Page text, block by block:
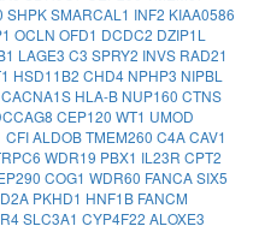
SHPKSMARCAL1 INF2 KIAA0586
OCLN OFD1 DCDC2 DZIP1L
LAGE3 C3 SPRY2 INVS RAD21
HSD11B2 CHD4 NPHP3 NIPBL
CACNA1S HLA-B NUP160 CTNS
CEP120 WT1 UMOD
CFIALDOBTMEM260 C4ACAV1
WDR19 PBX1 IL23R CPT2
COG1 WDR60 FANCASIX5
PKHD1 HNF1B FANCM
SLC3A1 CYP4F22 ALOXE3